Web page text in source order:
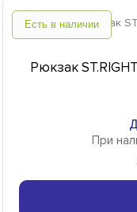
Есть в наличии
Рюкзак
При